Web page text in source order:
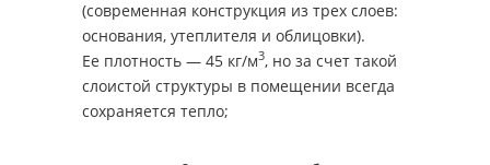
(современная конструкция из трех слоев:
основания, утеплителя и облицовки).
Ее плотность — 45 кг/м3, но за счет такой
слоистой структуры в помещении всегда
сохраняется тепло;